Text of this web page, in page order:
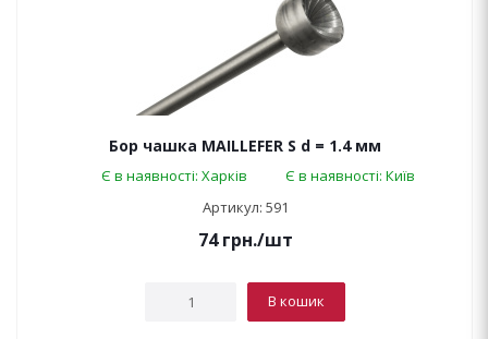
Бор чашка MAILLEFER S d = 1.4 мм
Є в наявності: Харків
Є в наявності: Київ
Артикул: 591
74грн./шт
В кошик